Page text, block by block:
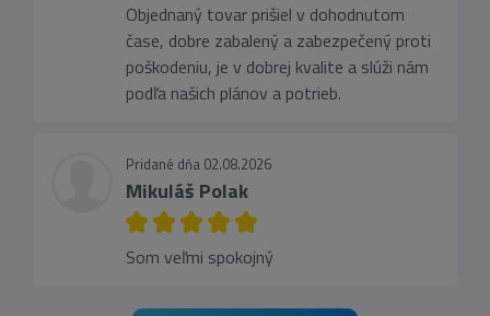
Objednaný tovar prišiel v dohodnutom
čase, dobre zabalený a zabezpečený proti
poškodeniu, je v dobrej kvalite a slúži nám
podľa našich plánov a potrieb.
Pridané dňa 02.08.2026
Mikuláš Polak
Som veľmi spokojný